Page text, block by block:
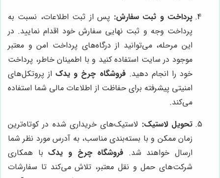
پرداخت و ثبت سفارش: پس از ثبت اطلاعات، نسبت به
پرداخت وجه و ثبت نهایی سفارش خود اقدام نمایید. در
این مرحله، می‌توانید از درگاه‌های پرداخت امن و معتبر
موجود در سایت استفاده کنید و با اطمینان خاطر، پرداخت
خود را انجام دهید.فروشگاه چرخ و یدکاز پروتکل‌های
امنیتی پیشرفته برای حفاظت از اطلاعات مالی شما استفاده
می‌کند.
تحویل لاستیک: لاستیک‌های خریداری شده در کوتاه‌ترین
زمان ممکن و با بسته‌بندی مناسب، به آدرس مورد نظر شما
ارسال خواهند شد. فروشگاه چرخ و یدکبا همکاری
شرکت‌های حمل و نقل معتبر، تلاش می‌کند تا سفارشات